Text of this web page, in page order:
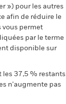
») pour les autres
afin de réduire le
vous permet
par le terme
disponible sur
les 37,5 % restants
n'augmente pas